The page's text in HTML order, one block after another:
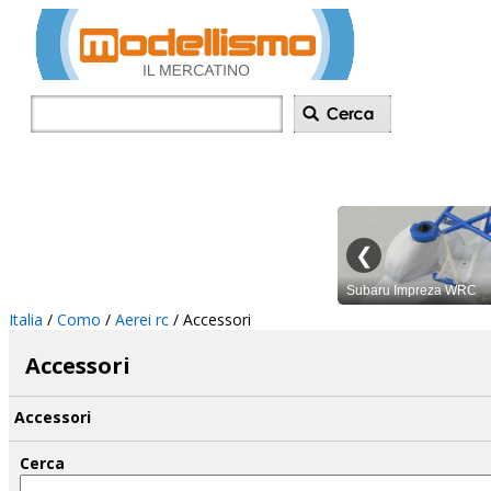
Italia / Como / Aerei rc / Accessori
Accessori
Accessori
Cerca